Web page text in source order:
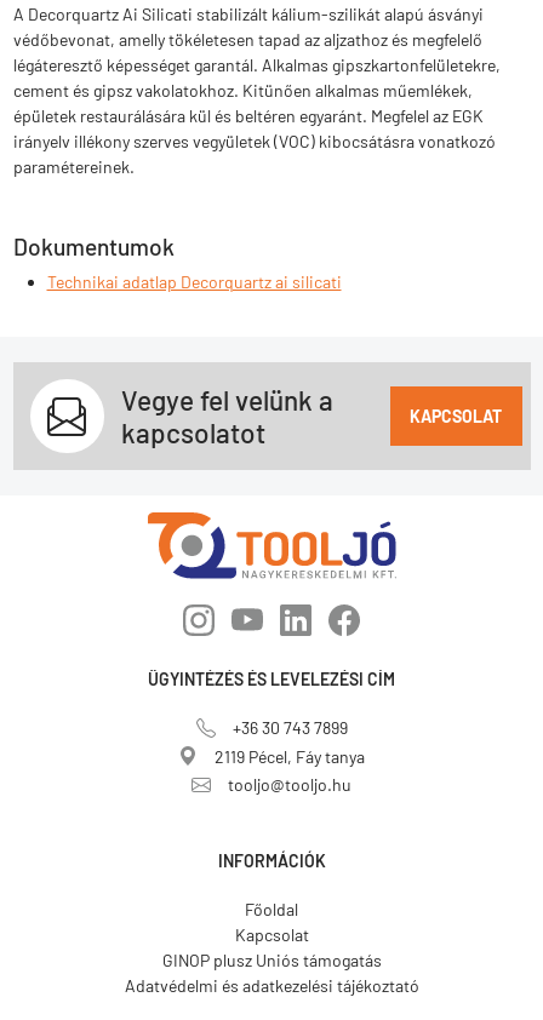
A Decorquartz Ai Silicati stabilizált kálium-szilikát alapú ásványi
védőbevonat, amelly tökéletesen tapad az aljzathoz és megfelelő
légáteresztő képességet garantál. Alkalmas gipszkartonfelületekre,
cement és gipsz vakolatokhoz. Kitünően alkalmas műemlékek,
épületek restaurálására kül és beltéren egyaránt. Megfelel az EGK
irányelv illékony szerves vegyületek (VOC) kibocsátásra vonatkozó
paramétereinek.
Dokumentumok
Technikai adatlap Decorquartz ai silicati
Vegye fel velünk a
kapcsolatot
KAPCSOLAT
ÜGYINTÉZÉS ÉS LEVELEZÉSI CÍM
+36 30 743 7899
2119 Pécel, Fáy tanya
tooljo@tooljo.hu
INFORMÁCIÓK
Főoldal
Kapcsolat
GINOP plusz Uniós támogatás
Adatvédelmi és adatkezelési tájékoztató